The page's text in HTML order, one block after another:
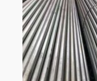
м
м
.
Г
О
С